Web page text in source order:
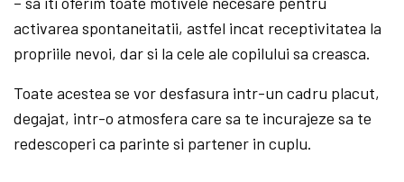
activarea spontaneitatii, astfel incat receptivitatea la
propriile nevoi, dar si la cele ale copilului sa creasca.
Toate acestea se vor desfasura intr-un cadru placut,
degajat, intr-o atmosfera care sa te incurajeze sa te
redescoperi ca parinte si partener in cuplu.